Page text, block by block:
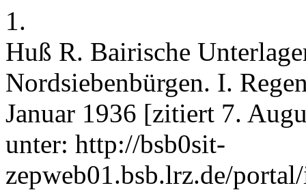
1.
Huß R. Bairische
Nordsiebenbürgen. I.
Januar 1936 [zitiert 7.
unter: http://bsb0sit-
zepweb01.bsb.lrz.de/